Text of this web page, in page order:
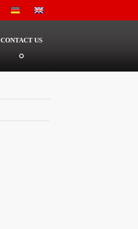
CONTACT US